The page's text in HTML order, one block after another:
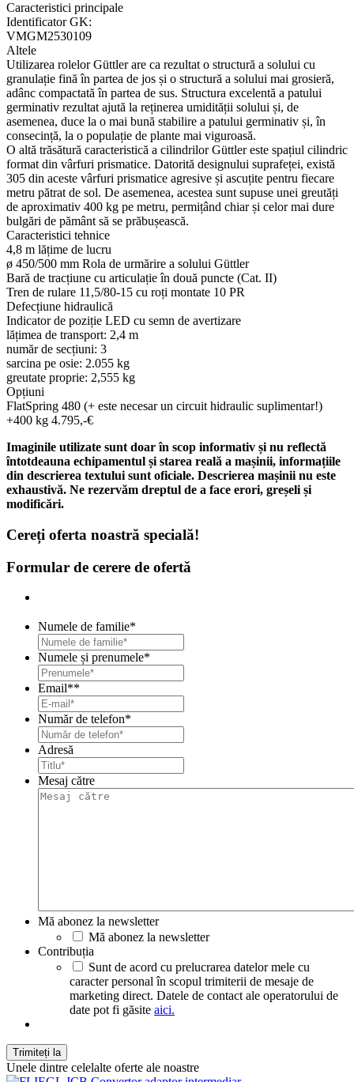
Caracteristici principale
Identificator GK:
VMGM2530109
Altele
Utilizarea rolelor Güttler are ca rezultat o structură a solului cu
granulație fină în partea de jos și o structură a solului mai grosieră,
adânc compactată în partea de sus. Structura excelentă a patului
germinativ rezultat ajută la reținerea umidității solului și, de
asemenea, duce la o mai bună stabilire a patului germinativ și, în
consecință, la o populație de plante mai viguroasă.
O altă trăsătură caracteristică a cilindrilor Güttler este spațiul cilindric
format din vârfuri prismatice. Datorită designului suprafeței, există
305 din aceste vârfuri prismatice agresive și ascuțite pentru fiecare
metru pătrat de sol. De asemenea, acestea sunt supuse unei greutăți
de aproximativ 400 kg pe metru, permițând chiar și celor mai dure
bulgări de pământ să se prăbușească.
Caracteristici tehnice
4,8 m lățime de lucru
ø 450/500 mm Rola de urmărire a solului Güttler
Bară de tracțiune cu articulație în două puncte (Cat. II)
Tren de rulare 11,5/80-15 cu roți montate 10 PR
Defecțiune hidraulică
Indicator de poziție LED cu semn de avertizare
lățimea de transport: 2,4 m
număr de secțiuni: 3
sarcina pe osie: 2.055 kg
greutate proprie: 2,555 kg
Opțiuni
FlatSpring 480 (+ este necesar un circuit hidraulic suplimentar!)
+400 kg 4.795,-€
Imaginile utilizate sunt doar în scop informativ și nu reflectă
întotdeauna echipamentul și starea reală a mașinii, informațiile
din descrierea textului sunt oficiale. Descrierea mașinii nu este
exhaustivă. Ne rezervăm dreptul de a face erori, greșeli și
modificări.
Cereți oferta noastră specială!
Formular de cerere de ofertă
Numele de familie*
Numele și prenumele*
Email**
Număr de telefon*
Adresă
Mesaj către
Mă abonez la newsletter
Mă abonez la newsletter
Contribuția
Sunt de acord cu prelucrarea datelor mele cu
caracter personal în scopul trimiterii de mesaje de
marketing direct. Datele de contact ale operatorului de
date pot fi găsite aici.
Unele dintre celelalte oferte ale noastre